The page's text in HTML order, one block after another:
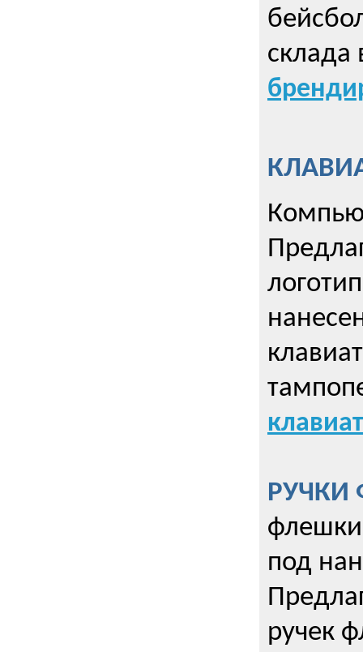
РУЧКИ
флешки
под
ручек